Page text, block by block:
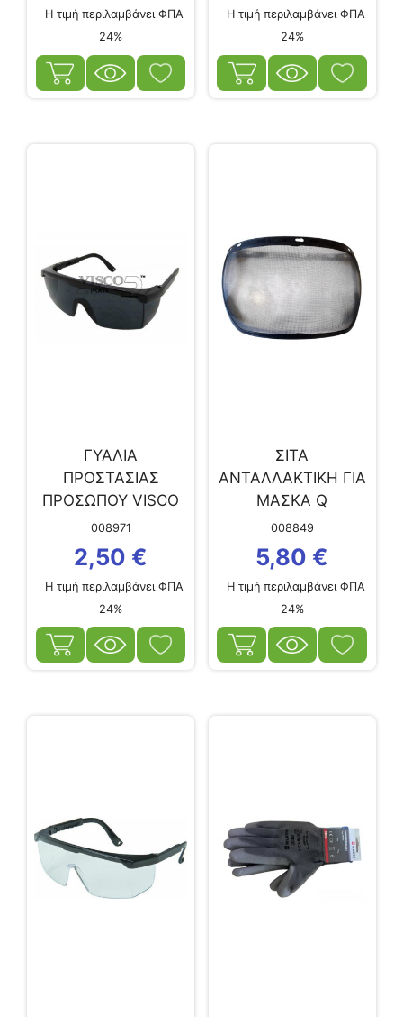
Η τιμή περιλαμβάνει ΦΠΑ
24%
Η τιμή περιλαμβάνει ΦΠΑ
24%
ΓΥΑΛΙΑ
ΠΡΟΣΤΑΣΙΑΣ
ΠΡΟΣΩΠΟΥ VISCO
ΔΙΑΦΑΝΑ
008971
2,50 €
Η τιμή περιλαμβάνει ΦΠΑ
24%
ΣΙΤΑ
ΑΝΤΑΛΛΑΚΤΙΚΗ ΓΙΑ
ΜΑΣΚΑ Q
008849
5,80 €
Η τιμή περιλαμβάνει ΦΠΑ
24%